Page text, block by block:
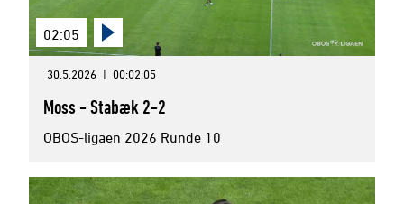
02:05
30.5.2026 | 00:02:05
Moss - Stabæk 2-2
OBOS-ligaen 2026 Runde 10